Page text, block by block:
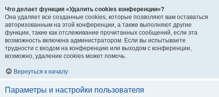
Что делает функция «Удалить cookies конференции»?
Она удаляет все созданные cookies, которые позволяют вам оставаться
авторизованным на этой конференции, а также выполняют другие
функции, такие как отслеживание прочитанных сообщений, если эта
возможность включена администратором. Если вы испытываете
трудности с входом на конференцию или выходом с конференции,
возможно, удаление cookies может помочь.
Вернуться к началу
Параметры и настройки пользователя